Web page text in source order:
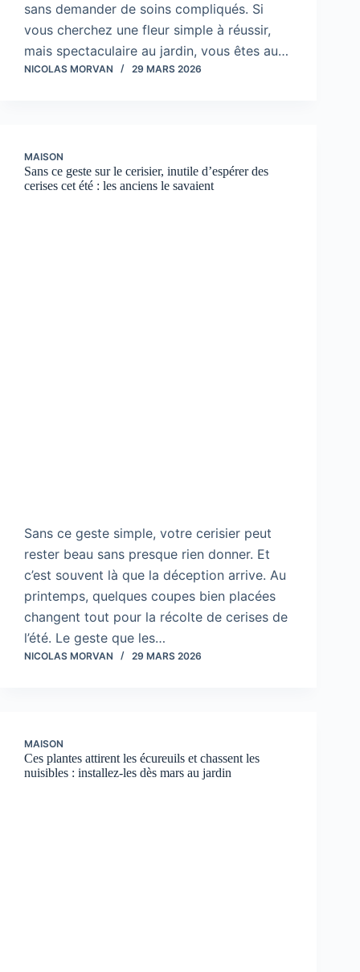
sans demander de soins compliqués. Si
vous cherchez une fleur simple à réussir,
mais spectaculaire au jardin, vous êtes au…
NICOLAS MORVAN 29 MARS 2026
MAISON
Sans ce geste sur le cerisier, inutile d’espérer des
cerises cet été : les anciens le savaient
Sans ce geste simple, votre cerisier peut
rester beau sans presque rien donner. Et
c’est souvent là que la déception arrive. Au
printemps, quelques coupes bien placées
changent tout pour la récolte de cerises de
l’été. Le geste que les…
NICOLAS MORVAN 29 MARS 2026
MAISON
Ces plantes attirent les écureuils et chassent les
nuisibles : installez-les dès mars au jardin